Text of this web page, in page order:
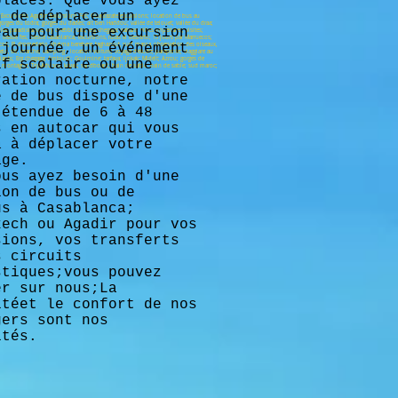
Agadir; Excursions Fès; Ouarzazate excursions; location de bus au
du todra; gorges du dadès; ait ben Haddou; vallée de telouet; vallée du draa;
erg chebbi; tata; erg chegaga; sahara; villes impériales; visites;
fes; desde casablanca; excursions, rutas el desierto; 15 jours par Marruecos;
El dromedario, khaima berebere, taghazout, surf, massa, observation des oiseaux,
ski, marche; camping ; location voiture; voyage d'étude; parapente; viaggiare au
Erg chegaga; Amtoudi; Goulmine; tarfaya; ijokak; Midelt; Azrou; gorges de
TripAdvisor; kayak; sandboard; bain de sable; bain de sable; sud maroc;
de déplacer un
pour une excursion
un événement
scolaire ou une
nocturne, notre
bus dispose d'une
étendue de 6 à 48
en autocar qui vous
à déplacer votre
ayez besoin d'une
de bus ou de
à Casablanca;
ou Agadir pour vos
vos transferts
circuits
pouvez
sur nous;La
le confort de nos
sont nos